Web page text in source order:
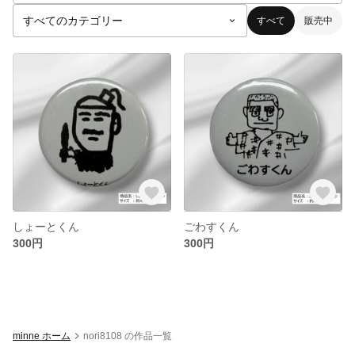
すべて 販売中
しょーとくん
300円
ごわすくん
300円
minne ホーム nori8108 の作品一覧